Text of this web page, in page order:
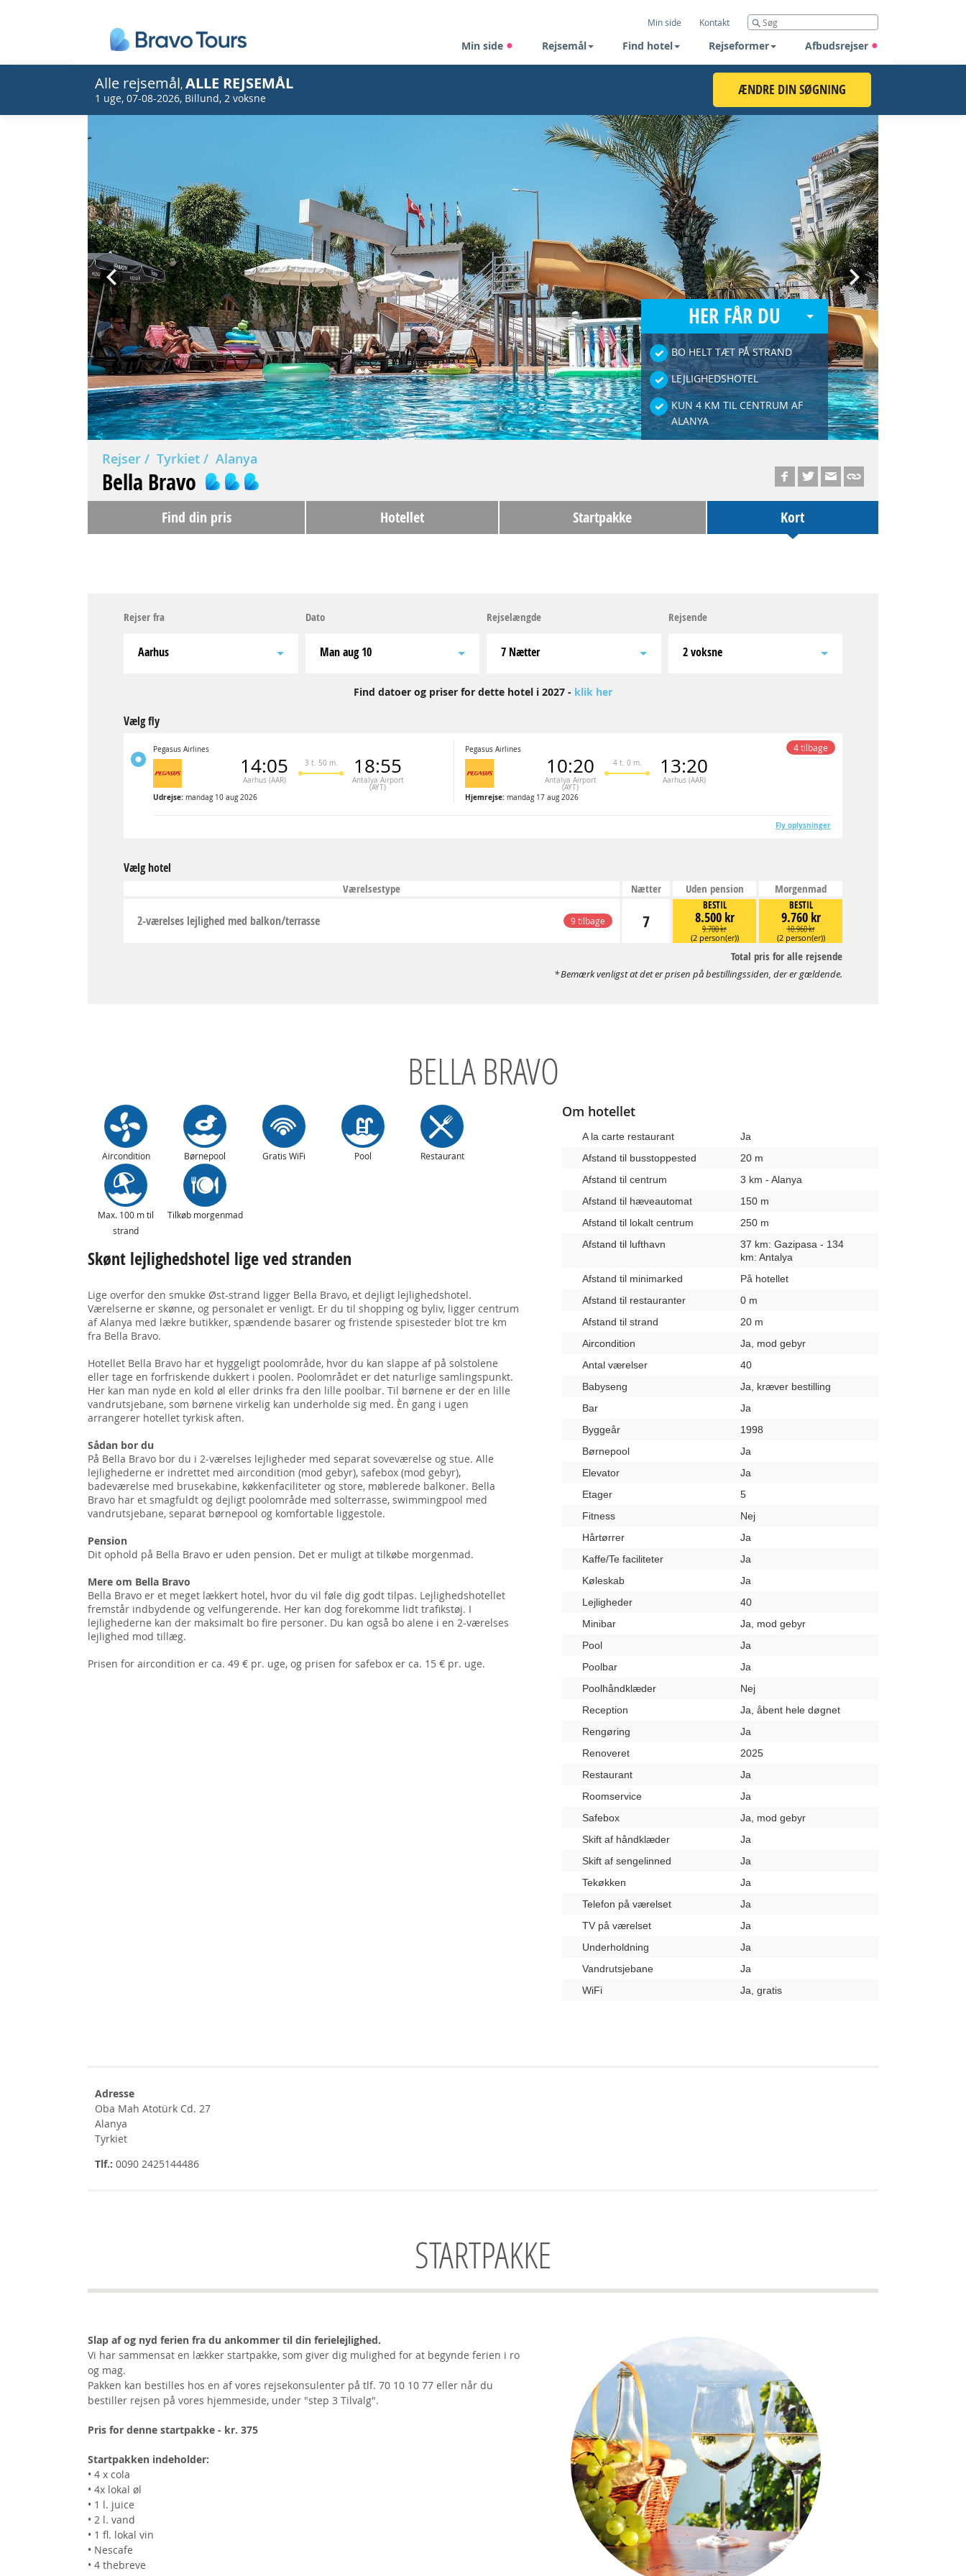
Min side Kontakt
Min side Rejsemål Find hotel Rejseformer Afbudsrejser
Alle rejsemål, ALLE REJSEMÅL
1 uge, 07-08-2026, Billund, 2 voksne ÆNDRE DIN SØGNING
HER FÅR DU
BO HELT TÆT PÅ STRAND
LEJLIGHEDSHOTEL
KUN 4 KM TIL CENTRUM AF
ALANYA
Prev Next
Rejser Tyrkiet Alanya
Bella Bravo
Find din pris Hotellet Startpakke Kort
Rejser fra
Aarhus
Dato
man aug 10
Rejselængde
7 Nætter
Rejsende
2 voksne
Find datoer og priser for dette hotel i 2027 - klik her
Vælg fly
Pegasus Airlines
14:05
Aarhus (AAR)
3 t. 50 m. 18:55
Antalya Airport
(AYT)
Udrejse: mandag 10 aug 2026
Pegasus Airlines
10:20
Antalya Airport
(AYT)
4 t. 0 m. 13:20
Aarhus (AAR)
Hjemrejse: mandag 17 aug 2026
4 tilbage
Fly oplysninger
Vælg hotel
Værelsestype Nætter Uden pension Morgenmad
9 tilbage
2-værelses lejlighed med balkon/terrasse 7
BESTIL
8.500 kr
9.700 kr
(2 person(er))
BESTIL
9.760 kr
10.960 kr
(2 person(er))
Total pris for alle rejsende
Bemærk venligst at det er prisen på bestillingssiden, der er gældende.
BELLA BRAVO
Aircondition Børnepool Gratis WiFi Pool Restaurant
Max. 100 m til
strand
Tilkøb morgenmad
Skønt lejlighedshotel lige ved stranden
Lige overfor den smukke Øst-strand ligger Bella Bravo, et dejligt lejlighedshotel.
Værelserne er skønne, og personalet er venligt. Er du til shopping og byliv, ligger centrum
af Alanya med lækre butikker, spændende basarer og fristende spisesteder blot tre km
fra Bella Bravo.
Hotellet Bella Bravo har et hyggeligt poolområde, hvor du kan slappe af på solstolene
eller tage en forfriskende dukkert i poolen. Poolområdet er det naturlige samlingspunkt.
Her kan man nyde en kold øl eller drinks fra den lille poolbar. Til børnene er der en lille
vandrutsjebane, som børnene virkelig kan underholde sig med. Èn gang i ugen
arrangerer hotellet tyrkisk aften.
Sådan bor du
På Bella Bravo bor du i 2-værelses lejligheder med separat soveværelse og stue. Alle
lejlighederne er indrettet med aircondition (mod gebyr), safebox (mod gebyr),
badeværelse med brusekabine, køkkenfaciliteter og store, møblerede balkoner. Bella
Bravo har et smagfuldt og dejligt poolområde med solterrasse, swimmingpool med
vandrutsjebane, separat børnepool og komfortable liggestole.
Pension
Dit ophold på Bella Bravo er uden pension. Det er muligt at tilkøbe morgenmad.
Mere om Bella Bravo
Bella Bravo er et meget lækkert hotel, hvor du vil føle dig godt tilpas. Lejlighedshotellet
fremstår indbydende og velfungerende. Her kan dog forekomme lidt trafikstøj. I
lejlighederne kan der maksimalt bo fire personer. Du kan også bo alene i en 2-værelses
lejlighed mod tillæg.
Prisen for aircondition er ca. 49 € pr. uge, og prisen for safebox er ca. 15 € pr. uge.
Om hotellet
A la carte restaurant
Ja
Afstand til busstoppested
20 m
Afstand til centrum
3 km - Alanya
Afstand til hæveautomat
150 m
Afstand til lokalt centrum
250 m
Afstand til lufthavn
37 km: Gazipasa - 134
km: Antalya
Afstand til minimarked
På hotellet
Afstand til restauranter
0 m
Afstand til strand
20 m
Aircondition
Ja, mod gebyr
Antal værelser
40
Babyseng
Ja, kræver bestilling
Bar
Ja
Byggeår
1998
Børnepool
Ja
Elevator
Ja
Etager
5
Fitness
Nej
Hårtørrer
Ja
Kaffe/Te faciliteter
Ja
Køleskab
Ja
Lejligheder
40
Minibar
Ja, mod gebyr
Pool
Ja
Poolbar
Ja
Poolhåndklæder
Nej
Reception
Ja, åbent hele døgnet
Rengøring
Ja
Renoveret
2025
Restaurant
Ja
Roomservice
Ja
Safebox
Ja, mod gebyr
Skift af håndklæder
Ja
Skift af sengelinned
Ja
Tekøkken
Ja
Telefon på værelset
Ja
TV på værelset
Ja
Underholdning
Ja
Vandrutsjebane
Ja
WiFi
Ja, gratis
Adresse
Oba Mah Atotürk Cd. 27
Alanya
Tyrkiet
Tlf.: 0090 2425144486
STARTPAKKE
Slap af og nyd ferien fra du ankommer til din ferielejlighed.
Vi har sammensat en lækker startpakke, som giver dig mulighed for at begynde ferien i ro
og mag.
Pakken kan bestilles hos en af vores rejsekonsulenter på tlf. 70 10 10 77 eller når du
bestiller rejsen på vores hjemmeside, under "step 3 Tilvalg".
Pris for denne startpakke - kr. 375
Startpakken indeholder:
• 4 x cola
• 4x lokal øl
• 1 l. juice
• 2 l. vand
• 1 fl. lokal vin
• Nescafe
• 4 thebreve